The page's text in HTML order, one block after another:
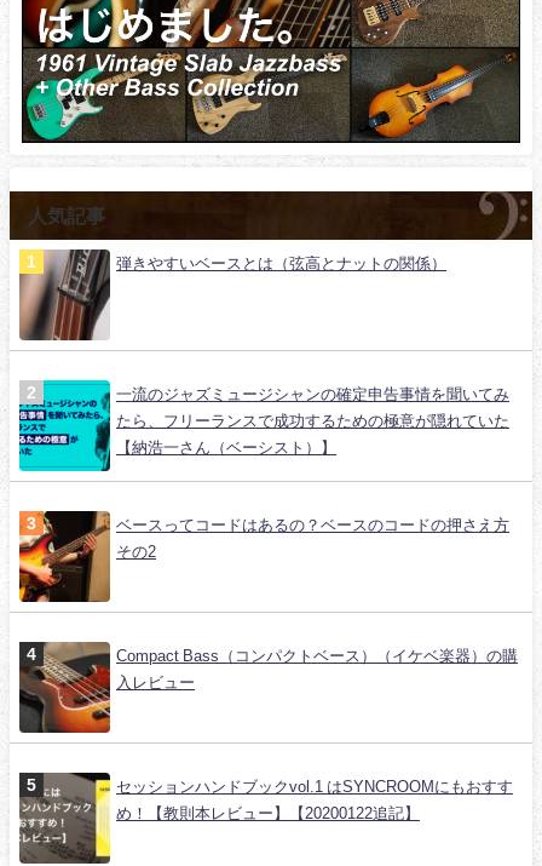
人気記事
弾きやすいベースとは（弦高とナットの関係）
一流のジャズミュージシャンの確定申告事情を聞いてみ
たら、フリーランスで成功するための極意が隠れていた
【納浩一さん（ベーシスト）】
ベースってコードはあるの？ベースのコードの押さえ方
その2
Compact Bass（コンパクトベース）（イケベ楽器）の購
入レビュー
セッションハンドブックvol.1 はSYNCROOMにもおすす
め！【教則本レビュー】【20200122追記】